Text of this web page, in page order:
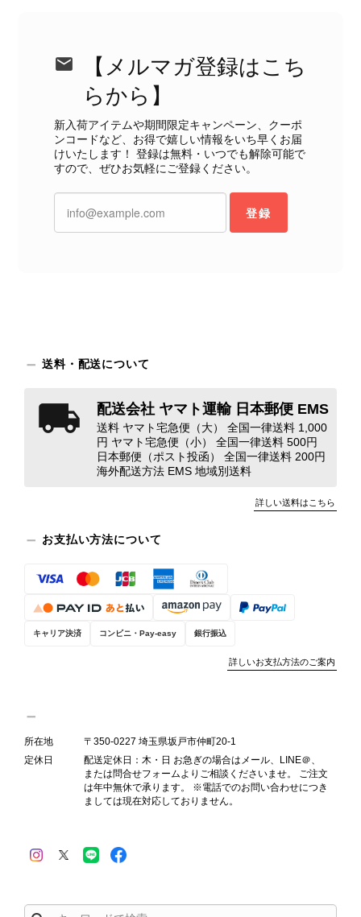
ではなかったため、ショックも大きかったです。 私は今後こちら
で購入することはないですが、同じような思いをする購入者が出
ないよう、商品の状態をより正確に記載し、見えない部分も含め
て写真や説明で分かるよう改善していただきたいです。
この度は、楽しみにお待ちいただいた
りお詫び申し上げます。お受け取りに
なった際のお気持ちを思うと、大変心
観の印象だけで商品の状態全体を判断
映しております。 ご不快な思いをさ
れた中で、率直なご意見をお寄せいた
だきましたことに感謝申し上げます。
今回のご指摘を重く受け止め、まずは
きます。 掲載内容では分からない状
時の見落としとして真摯に受け止め、
し、全スタッフで共有してまいりま
す。 オンラインでも安心して商品を
お選びいただけるよう、より正確な状
態確認とご案内に努めてまいります。
商品が直ぐに届きました。思った以上に素敵なお品でした。また
ご縁が有りましたら宜しくお願い致します。
安心いたしました！ さらに、「思っ
【メルマガ登録はこち
らから】
新入荷アイテムや期間限定キャンペーン、クーポ
ンコードなど、お得で嬉しい情報をいち早くお届
けいたします！ 登録は無料・いつでも解除可能で
すので、ぜひお気軽にご登録ください。
登録
送料・配送について
配送会社 ヤマト運輸 日本郵便 EMS
送料 ヤマト宅急便（大） 全国一律送料 1,000
円 ヤマト宅急便（小） 全国一律送料 500円
日本郵便（ポスト投函） 全国一律送料 200円
海外配送方法 EMS 地域別送料
詳しい送料はこちら
お支払い方法について
キャリア決済 コンビニ・Pay-easy 銀行振込
詳しいお支払方法のご案内
所在地
〒350-0227 埼玉県坂戸市仲町20-1
定休日
配送定休日：木・日 お急ぎの場合はメール、LINE＠、
または問合せフォームよりご相談くださいませ。 ご注文
は年中無休で承ります。 ※電話でのお問い合わせにつき
ましては現在対応しておりません。